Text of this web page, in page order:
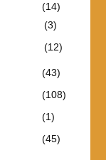
(14)
(3)
(12)
(43)
(108)
(1)
(45)